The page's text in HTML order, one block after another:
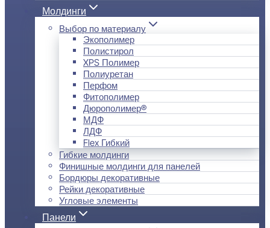
Молдинги
Выбор по материалу
Экополимер
Полистирол
XPS Полимер
Полиуретан
Перфом
Фитополимер
Дюрополимер®
МДФ
ЛДФ
Flex Гибкий
Гибкие молдинги
Финишные молдинги для панелей
Бордюры декоративные
Рейки декоративные
Угловые элементы
Панели